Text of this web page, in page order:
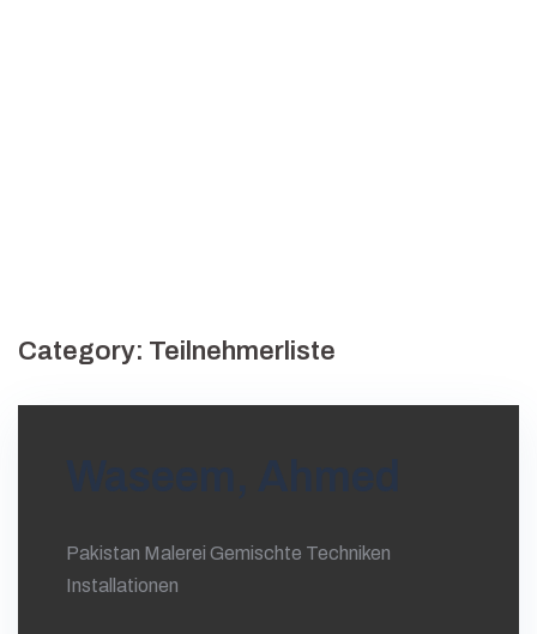
Category: Teilnehmerliste
Pakistan Malerei Gemischte Techniken
Installationen